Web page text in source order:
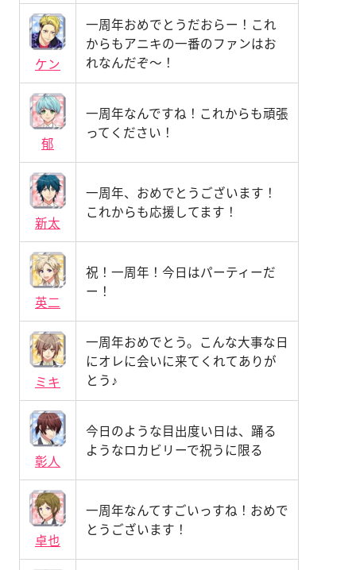
ケン
一周年おめでとうだおらー！これ
からもアニキの一番のファンはお
れなんだぞ〜！
郁
一周年なんですね！これからも頑張
ってください！
新太
一周年、おめでとうございます！
これからも応援してます！
英二
祝！一周年！今日はパーティーだ
ー！
ミキ
一周年おめでとう。こんな大事な日
にオレに会いに来てくれてありが
とう♪
彰人
今日のような目出度い日は、踊る
ようなロカビリーで祝うに限る
卓也
一周年なんてすごいっすね！おめで
とうございます！